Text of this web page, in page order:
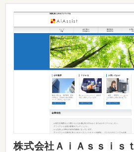
株式会社ＡｉＡｓｓｉｓｔ